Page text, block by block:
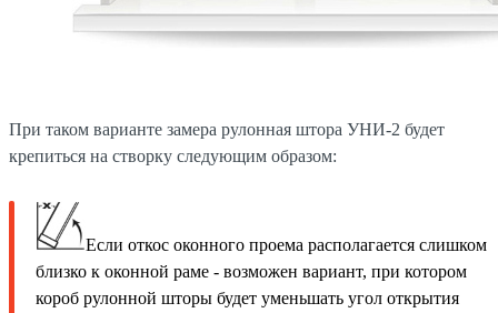
При таком варианте замера рулонная штора УНИ-2 будет
крепиться на створку следующим образом:
Если откос оконного проема располагается слишком
близко к оконной раме - возможен вариант, при котором
короб рулонной шторы будет уменьшать угол открытия